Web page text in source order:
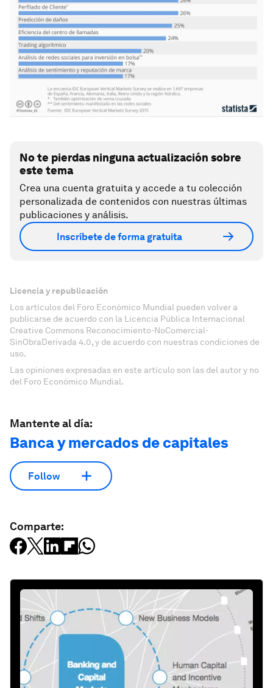
No te pierdas ninguna actualización sobre
este tema
Crea una cuenta gratuita y accede a tu colección
personalizada de contenidos con nuestras últimas
publicaciones y análisis.
Inscríbete de forma gratuita
Licencia y republicación
Los artículos del Foro Económico Mundial pueden volver a
publicarse de acuerdo con la Licencia Pública Internacional
Creative Commons Reconocimiento-NoComercial-
SinObraDerivada 4.0, y de acuerdo con nuestras condiciones de
uso.
Las opiniones expresadas en este artículo son las del autor y no
del Foro Económico Mundial.
Mantente al día:
Banca y mercados de capitales
Follow
Comparte: